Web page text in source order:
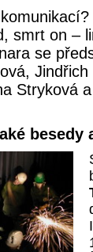
smrt on –
se
Stryková
besedy